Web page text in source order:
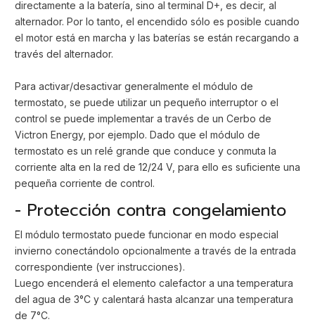
directamente a la batería, sino al terminal D+, es decir, al
alternador. Por lo tanto, el encendido sólo es posible cuando
el motor está en marcha y las baterías se están recargando a
través del alternador.
Para activar/desactivar generalmente el módulo de
termostato, se puede utilizar un pequeño interruptor o el
control se puede implementar a través de un Cerbo de
Victron Energy, por ejemplo. Dado que el módulo de
termostato es un relé grande que conduce y conmuta la
corriente alta en la red de 12/24 V, para ello es suficiente una
pequeña corriente de control.
- Protección contra congelamiento
El módulo termostato puede funcionar en modo especial
invierno conectándolo opcionalmente a través de la entrada
correspondiente (ver instrucciones).
Luego encenderá el elemento calefactor a una temperatura
del agua de 3°C y calentará hasta alcanzar una temperatura
de 7°C.